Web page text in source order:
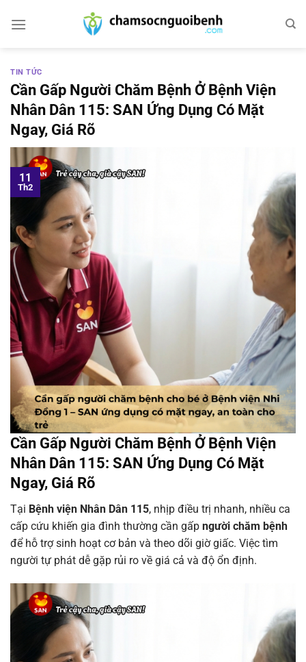
qua
TIN TỨC
Cần Gấp Người Chăm Bệnh Ở Bệnh Viện
Nhân Dân 115: SAN Ứng Dụng Có Mặt
Ngay, Giá Rõ
11
Th2
Cần Gấp Người Chăm Bệnh Ở Bệnh Viện
Nhân Dân 115: SAN Ứng Dụng Có Mặt
Ngay, Giá Rõ
Tại Bệnh viện Nhân Dân 115, nhịp điều trị nhanh, nhiều ca
cấp cứu khiến gia đình thường cần gấp người chăm bệnh
để hỗ trợ sinh hoạt cơ bản và theo dõi giờ giấc. Việc tìm
người tự phát dễ gặp rủi ro về giá cả và độ ổn định.